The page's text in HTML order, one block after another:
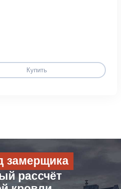
Купить
замерщика
рассчёт